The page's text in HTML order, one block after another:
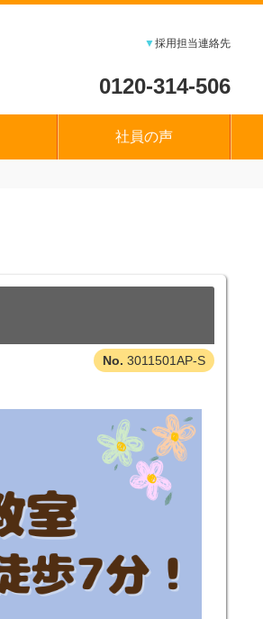
▼採用担当連絡先
0120-314-506
社員の声
3011501AP-S